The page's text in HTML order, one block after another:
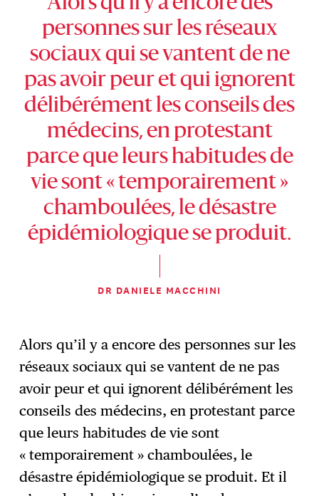
personnes sur les réseaux
sociaux qui se vantent de ne
pas avoir peur et qui ignorent
délibérément les conseils des
médecins, en protestant
parce que leurs habitudes de
vie sont « temporairement »
chamboulées, le désastre
épidémiologique se produit.
DR DANIELE MACCHINI
Alors qu’il y a encore des personnes sur les
réseaux sociaux qui se vantent de ne pas
avoir peur et qui ignorent délibérément les
conseils des médecins, en protestant parce
que leurs habitudes de vie sont
« temporairement » chamboulées, le
désastre épidémiologique se produit. Et il